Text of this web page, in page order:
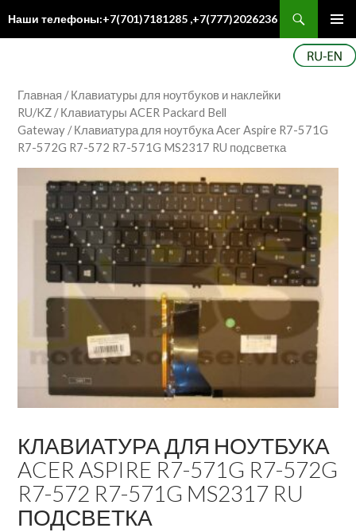
Наши телефоны:+7(701)7181285 ,+7(777)2026236
Главная /Клавиатуры для ноутбуков и наклейки
RU/KZ /Клавиатуры ACER Packard Bell
Gateway / Клавиатура для ноутбука Acer Aspire R7-571G
R7-572G R7-572 R7-571G MS2317 RU подсветка
КЛАВИАТУРА ДЛЯ НОУТБУКА
ACER ASPIRE R7-571G R7-572G
R7-572 R7-571G MS2317 RU
ПОДСВЕТКА